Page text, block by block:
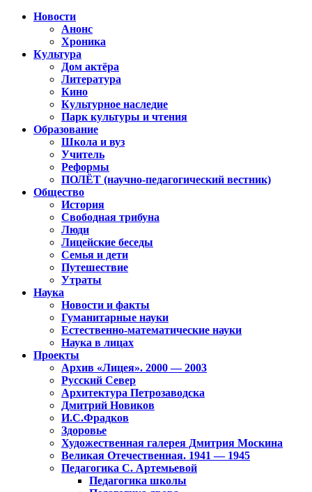
Новости
Анонс
Хроника
Культура
Дом актёра
Литература
Кино
Культурное наследие
Парк культуры и чтения
Образование
Школа и вуз
Учитель
Реформы
ПОЛЁТ (научно-педагогический вестник)
Общество
История
Свободная трибуна
Люди
Лицейские беседы
Семья и дети
Путешествие
Утраты
Наука
Новости и факты
Гуманитарные науки
Естественно-математические науки
Наука в лицах
Проекты
Архив «Лицея». 2000 — 2003
Русский Север
Архитектура Петрозаводска
Дмитрий Новиков
И.С.Фрадков
Здоровье
Художественная галерея Дмитрия Москина
Великая Отечественная. 1941 — 1945
Педагогика С. Артемьевой
Педагогика школы